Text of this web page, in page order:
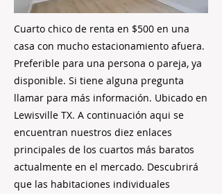
Cuarto chico de renta en $500 en una
casa con mucho estacionamiento afuera.
Preferible para una persona o pareja, ya
disponible. Si tiene alguna pregunta
llamar para más información. Ubicado en
Lewisville TX. A continuación aqui se
encuentran nuestros diez enlaces
principales de los cuartos más baratos
actualmente en el mercado. Descubrirá
que las habitaciones individuales